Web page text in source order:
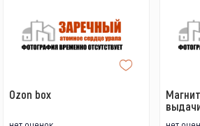
Ozоn box